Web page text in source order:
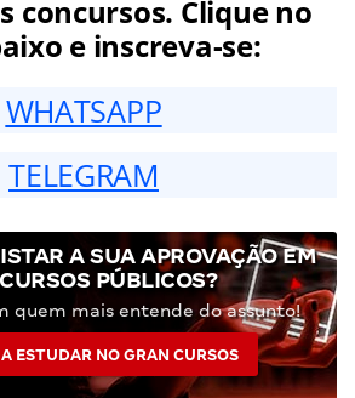
concursos. Clique no
e inscreva-se:
WHATSAPP
TELEGRAM
A SUA APROVAÇÃO EM
PÚBLICOS?
quem mais entende do assunto!
ESTUDAR NO GRAN CURSOS